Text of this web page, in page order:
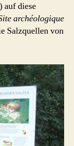
auf diese
archéologique
Salzquellen von